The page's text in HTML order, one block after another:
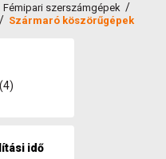
Fémipari szerszámgépek /
/ Szármaró köszörűgépek
idő